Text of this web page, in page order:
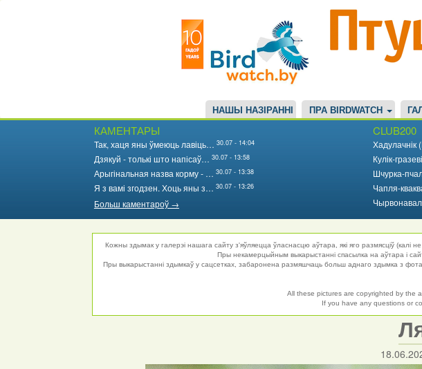
НАШЫ НАЗІРАННІ ПРА BIRDWATCH
КАМЕНТАРЫ
Так, хаця яны ўмеюць лавіць… 30.07 - 14:04
Дзякуй - толькі што напісаў… 30.07 - 13:58
Арыгінальная назва корму - … 30.07 - 13:38
Я з вамі згодзен. Хоць яны з… 30.07 - 13:26
Больш каментароў →
CLUB200
Хадулачнік
Кулік-
Шчурка-
Чапля-
Кожны здымак у галерэі нашага сайту з'яўляецца ўласнасцю аўтара, які яго размясціў
Пры некамерцыйным выкарыстанні спасылка на аўтара і
Пры выкарыстанні здымкаў у сацсетках, забаронена размяшчаць больш аднаго здымка з
All these pictures are copyrighted by the
If you have any questions or